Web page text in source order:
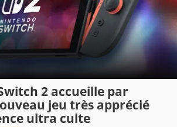
2 accueille par
jeu très apprécié
ultra culte